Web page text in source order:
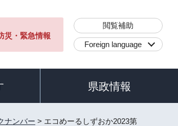
災・緊急情報
閲覧補助
Foreign language
県政情報
ナンバー > エコめーるしずおか2023第